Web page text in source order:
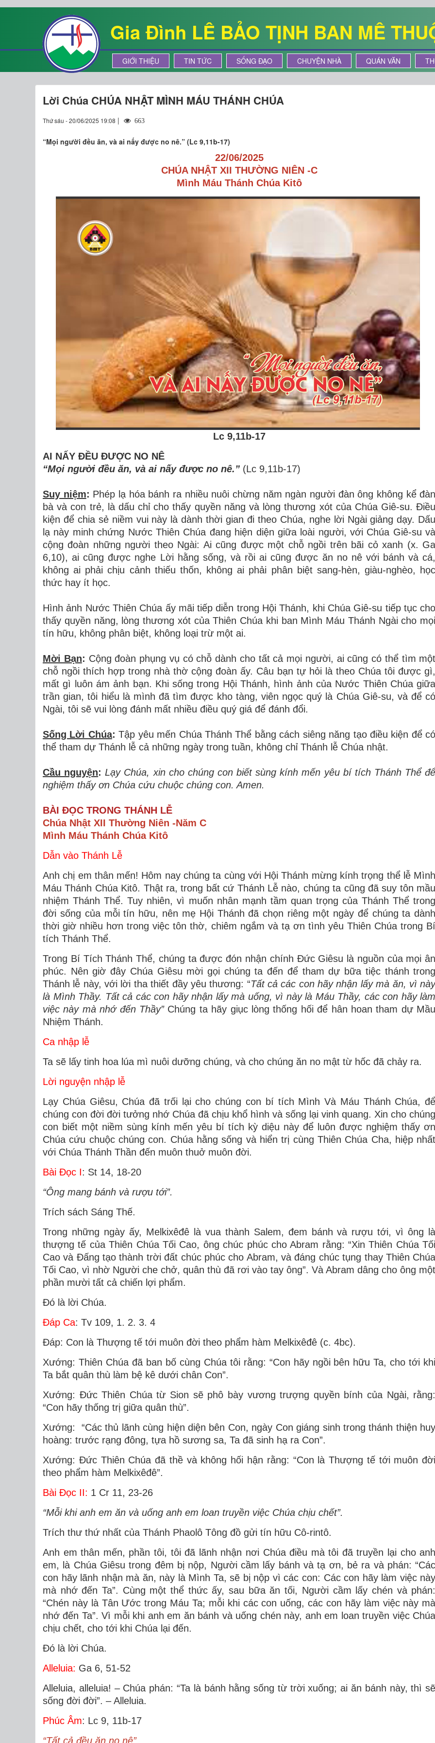
Gia Đình LÊ BẢO TỊNH BAN MÊ
GIỚI THIỆU TIN TỨC SỐNG ĐẠO CHUYỆN NHÀ QUÁN VĂN
Lời Chúa CHÚA NHẬT MÌNH MÁU THÁNH CHÚA
Thứ sáu - 20/06/2025 19:08 | 663
“Mọi người đều ăn, và ai nấy được no nê.” (Lc 9,11b-17)
22/06/2025
CHÚA NHẬT XII THƯỜNG NIÊN -C
Mình Máu Thánh Chúa Kitô
Lc 9,11b-17
AI NẤY ĐỀU ĐƯỢC NO NÊ
“Mọi người đều ăn, và ai nấy được no nê.” (Lc 9,11b-17)
Suy niệm: Phép lạ hóa bánh ra nhiều nuôi chừng năm ngàn người đàn ông không kể đàn
bà và con trẻ, là dấu chỉ cho thấy quyền năng và lòng thương xót của Chúa Giê-su. Điều
kiện để chia sẻ niềm vui này là dành thời gian đi theo Chúa, nghe lời Ngài giảng dạy. Dấu
lạ này minh chứng Nước Thiên Chúa đang hiện diện giữa loài người, với Chúa Giê-su và
cộng đoàn những người theo Ngài: Ai cũng được một chỗ ngồi trên bãi cỏ xanh (x. Ga
6,10), ai cũng được nghe Lời hằng sống, và rồi ai cũng được ăn no nê với bánh và cá,
không ai phải chịu cảnh thiếu thốn, không ai phải phân biệt sang-hèn, giàu-nghèo, học
thức hay ít học.
Hình ảnh Nước Thiên Chúa ấy mãi tiếp diễn trong Hội Thánh, khi Chúa Giê-su tiếp tục cho
thấy quyền năng, lòng thương xót của Thiên Chúa khi ban Mình Máu Thánh Ngài cho mọi
tín hữu, không phân biệt, không loại trừ một ai.
Mời Bạn: Cộng đoàn phụng vụ có chỗ dành cho tất cả mọi người, ai cũng có thể tìm một
chỗ ngồi thích hợp trong nhà thờ cộng đoàn ấy. Câu bạn tự hỏi là theo Chúa tôi được gì,
mất gì luôn ám ảnh bạn. Khi sống trong Hội Thánh, hình ảnh của Nước Thiên Chúa giữa
trần gian, tôi hiểu là mình đã tìm được kho tàng, viên ngọc quý là Chúa Giê-su, và để có
Ngài, tôi sẽ vui lòng đánh mất nhiều điều quý giá để đánh đổi.
Sống Lời Chúa: Tập yêu mến Chúa Thánh Thể bằng cách siêng năng tạo điều kiện để có
thể tham dự Thánh lễ cả những ngày trong tuần, không chỉ Thánh lễ Chúa nhật.
Cầu nguyện: Lạy Chúa, xin cho chúng con biết sùng kính mến yêu bí tích Thánh Thể để
nghiệm thấy ơn Chúa cứu chuộc chúng con. Amen.
BÀI ĐỌC TRONG THÁNH LỄ
Chúa Nhật XII Thường Niên -Năm C
Mình Máu Thánh Chúa Kitô
Dẫn vào Thánh Lễ
Anh chị em thân mến! Hôm nay chúng ta cùng với Hội Thánh mừng kính trọng thể lễ Mình
Máu Thánh Chúa Kitô. Thật ra, trong bất cứ Thánh Lễ nào, chúng ta cũng đã suy tôn mầu
nhiệm Thánh Thể. Tuy nhiên, vì muốn nhân mạnh tầm quan trọng của Thánh Thể trong
đời sống của mỗi tín hữu, nên mẹ Hội Thánh đã chọn riêng một ngày để chúng ta dành
thời giờ nhiều hơn trong việc tôn thờ, chiêm ngắm và tạ ơn tình yêu Thiên Chúa trong Bí
tích Thánh Thể.
Trong Bí Tích Thánh Thể, chúng ta được đón nhận chính Đức Giêsu là nguồn của mọi ân
phúc. Nên giờ đây Chúa Giêsu mời gọi chúng ta đến để tham dự bữa tiệc thánh trong
Thánh lễ này, với lời tha thiết đầy yêu thương: “Tất cả các con hãy nhận lấy mà ăn, vì này
là Mình Thầy. Tất cả các con hãy nhận lấy mà uống, vì này là Máu Thầy, các con hãy làm
việc này mà nhớ đến Thầy”Chúng ta hãy giục lòng thống hối để hân hoan tham dự Mầu
Nhiệm Thánh.
Ca nhập lễ
Ta sẽ lấy tinh hoa lúa mì nuôi dưỡng chúng, và cho chúng ăn no mật từ hốc đã chảy ra.
Lời nguyện nhập lễ
Lạy Chúa Giêsu, Chúa đã trối lại cho chúng con bí tích Mình Và Máu Thánh Chúa, để
chúng con đời đời tưởng nhớ Chúa đã chịu khổ hình và sống lại vinh quang. Xin cho chúng
con biết một niềm sùng kính mến yêu bí tích kỳ diệu này để luôn được nghiệm thấy ơn
Chúa cứu chuộc chúng con. Chúa hằng sống và hiển trị cùng Thiên Chúa Cha, hiệp nhất
với Chúa Thánh Thần đến muôn thuở muôn đời.
Bài Ðọc I: St 14, 18-20
“Ông mang bánh và rượu tới”.
Trích sách Sáng Thế.
Trong những ngày ấy, Melkixêđê là vua thành Salem, đem bánh và rượu tới, vì ông là
thượng tế của Thiên Chúa Tối Cao, ông chúc phúc cho Abram rằng: “Xin Thiên Chúa Tối
Cao và Ðấng tạo thành trời đất chúc phúc cho Abram, và đáng chúc tụng thay Thiên Chúa
Tối Cao, vì nhờ Người che chở, quân thù đã rơi vào tay ông”. Và Abram dâng cho ông một
phần mười tất cả chiến lợi phẩm.
Ðó là lời Chúa.
Ðáp Ca: Tv 109, 1. 2. 3. 4
Ðáp: Con là Thượng tế tới muôn đời theo phẩm hàm Melkixêđê (c. 4bc).
Xướng: Thiên Chúa đã ban bố cùng Chúa tôi rằng: “Con hãy ngồi bên hữu Ta, cho tới khi
Ta bắt quân thù làm bệ kê dưới chân Con”.
Xướng: Ðức Thiên Chúa từ Sion sẽ phô bày vương trượng quyền bính của Ngài, rằng:
“Con hãy thống trị giữa quân thù”.
Xướng: “Các thủ lãnh cùng hiện diện bên Con, ngày Con giáng sinh trong thánh thiện huy
hoàng: trước rạng đông, tựa hồ sương sa, Ta đã sinh hạ ra Con”.
Xướng: Ðức Thiên Chúa đã thề và không hối hận rằng: “Con là Thượng tế tới muôn đời
theo phẩm hàm Melkixêđê”.
Bài Ðọc II: 1 Cr 11, 23-26
“Mỗi khi anh em ăn và uống anh em loan truyền việc Chúa chịu chết”.
Trích thư thứ nhất của Thánh Phaolô Tông đồ gửi tín hữu Cô-rintô.
Anh em thân mến, phần tôi, tôi đã lãnh nhận nơi Chúa điều mà tôi đã truyền lại cho anh
em, là Chúa Giêsu trong đêm bị nộp, Người cầm lấy bánh và tạ ơn, bẻ ra và phán: “Các
con hãy lãnh nhận mà ăn, này là Mình Ta, sẽ bị nộp vì các con: Các con hãy làm việc này
mà nhớ đến Ta”. Cùng một thể thức ấy, sau bữa ăn tối, Người cầm lấy chén và phán:
“Chén này là Tân Ước trong Máu Ta; mỗi khi các con uống, các con hãy làm việc này mà
nhớ đến Ta”. Vì mỗi khi anh em ăn bánh và uống chén này, anh em loan truyền việc Chúa
chịu chết, cho tới khi Chúa lại đến.
Ðó là lời Chúa.
Alleluia: Ga 6, 51-52
Alleluia, alleluia! – Chúa phán: “Ta là bánh hằng sống từ trời xuống; ai ăn bánh này, thì sẽ
sống đời đời”. – Alleluia.
Phúc Âm: Lc 9, 11b-17
“Tất cả đều ăn no nê”.